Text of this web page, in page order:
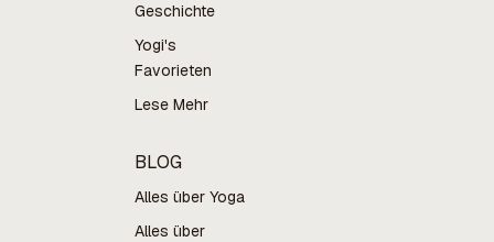
Geschichte
Yogi's
Favorieten
Lese Mehr
BLOG
Alles über Yoga
Alles über